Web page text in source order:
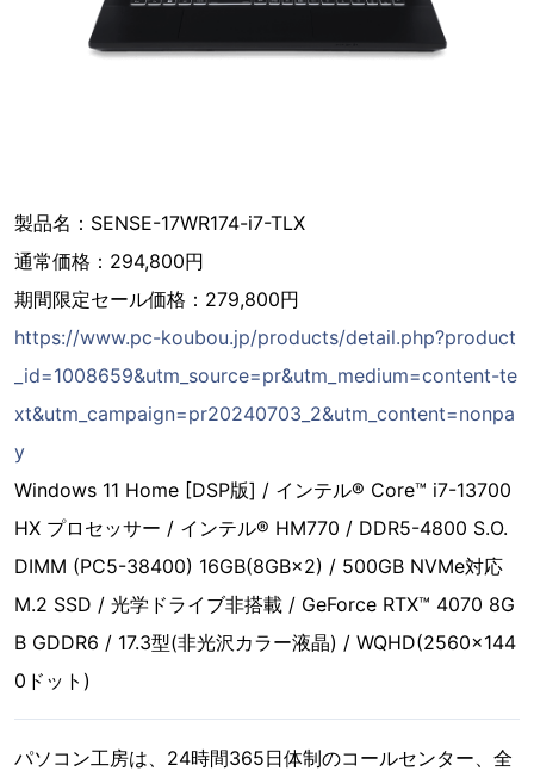
製品名：SENSE-17WR174-i7-TLX
通常価格：294,800円
期間限定セール価格：279,800円
https://www.pc-koubou.jp/products/detail.php?product
_id=1008659&utm_source=pr&utm_medium=content-te
xt&utm_campaign=pr20240703_2&utm_content=nonpa
y
Windows 11 Home [DSP版] / インテル® Core™ i7-13700
HX プロセッサー / インテル® HM770 / DDR5-4800 S.O.
DIMM (PC5-38400) 16GB(8GB×2) / 500GB NVMe対応
M.2 SSD / 光学ドライブ非搭載 / GeForce RTX™ 4070 8G
B GDDR6 / 17.3型(非光沢カラー液晶) / WQHD(2560×144
0ドット)
パソコン工房は、24時間365日体制のコールセンター、全